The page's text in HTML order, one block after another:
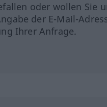
oder wollen Sie
der E-Mail-
Ihrer Anfrage.